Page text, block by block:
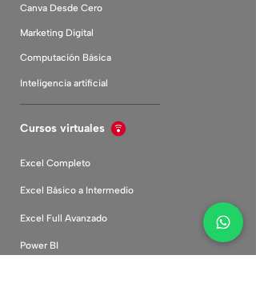
Canva Desde Cero
Marketing Digital
Computación Básica
Inteligencia artificial
Cursos virtuales
Excel Completo
Excel Básico a Intermedio
Excel Full Avanzado
Power BI